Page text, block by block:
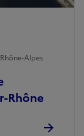
Rhône
Alpes